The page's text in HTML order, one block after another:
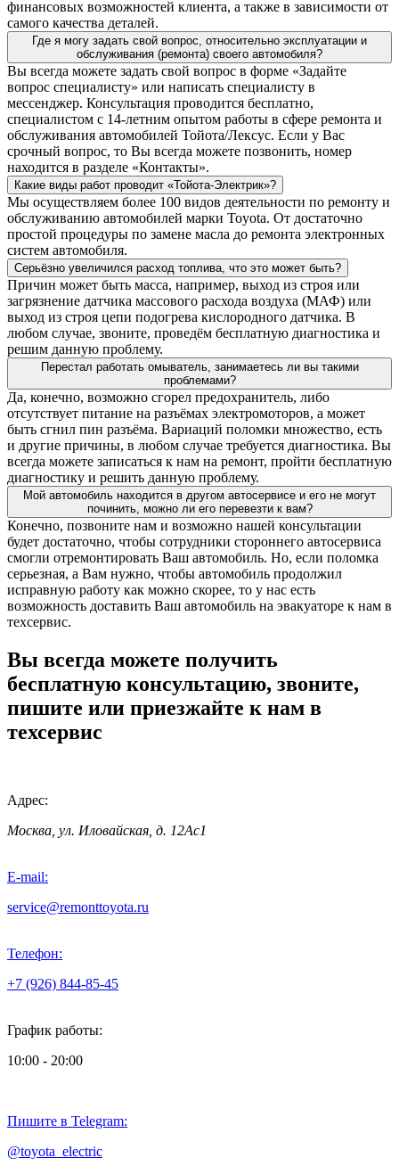
финансовых возможностей клиента, а также в зависимости от
самого качества деталей.
Где я могу задать свой вопрос, относительно эксплуатации и
обслуживания (ремонта) своего автомобиля?
Вы всегда можете задать свой вопрос в форме «Задайте
вопрос специалисту» или написать специалисту в
мессенджер. Консультация проводится бесплатно,
специалистом с 14-летним опытом работы в сфере ремонта и
обслуживания автомобилей Тойота/Лексус. Если у Вас
срочный вопрос, то Вы всегда можете позвонить, номер
находится в разделе «Контакты».
Какие виды работ проводит «Тойота-Электрик»?
Мы осуществляем более 100 видов деятельности по ремонту и
обслуживанию автомобилей марки Toyota. От достаточно
простой процедуры по замене масла до ремонта электронных
систем автомобиля.
Серьёзно увеличился расход топлива, что это может быть?
Причин может быть масса, например, выход из строя или
загрязнение датчика массового расхода воздуха (МАФ) или
выход из строя цепи подогрева кислородного датчика. В
любом случае, звоните, проведём бесплатную диагностика и
решим данную проблему.
Перестал работать омыватель, занимаетесь ли вы такими
проблемами?
Да, конечно, возможно сгорел предохранитель, либо
отсутствует питание на разъёмах электромоторов, а может
быть сгнил пин разъёма. Вариаций поломки множество, есть
и другие причины, в любом случае требуется диагностика. Вы
всегда можете записаться к нам на ремонт, пройти бесплатную
диагностику и решить данную проблему.
Мой автомобиль находится в другом автосервисе и его не могут
починить, можно ли его перевезти к вам?
Конечно, позвоните нам и возможно нашей консультации
будет достаточно, чтобы сотрудники стороннего автосервиса
смогли отремонтировать Ваш автомобиль. Но, если поломка
серьезная, а Вам нужно, чтобы автомобиль продолжил
исправную работу как можно скорее, то у нас есть
возможность доставить Ваш автомобиль на эвакуаторе к нам в
техсервис.
Вы всегда можете получить
бесплатную консультацию, звоните,
пишите или приезжайте к нам в
техсервис
Адрес:
Москва, ул. Иловайская, д. 12Ас1
E-mail:
service@remonttoyota.ru
Телефон:
+7 (926) 844-85-45
График работы:
10:00 - 20:00
Пишите в Telegram:
@toyota_electric